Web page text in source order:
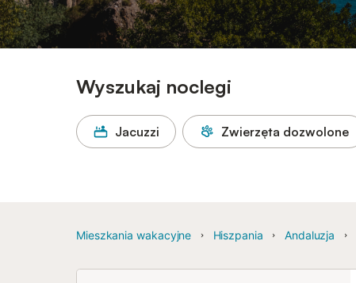
Wyszukaj noclegi
Jacuzzi Zwierzęta dozwolone
Mieszkania wakacyjne Hiszpania Andaluzja